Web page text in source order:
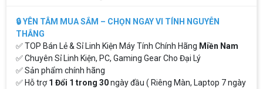
🔒 YÊN TÂM MUA SẮM – CHỌN NGAY VI TÍNH NGUYỄN
THẮNG
✅ TOP Bán Lẻ & Sỉ Linh Kiện Máy Tính Chính Hãng Miền Nam
✅ Chuyên Sỉ Linh Kiện, PC, Gaming Gear Cho Đại Lý
✅ Sản phẩm chính hãng
✅ Hỗ trợ1 Đổi 1 trong 30ngày đầu ( Riêng Màn, Laptop 7 ngày